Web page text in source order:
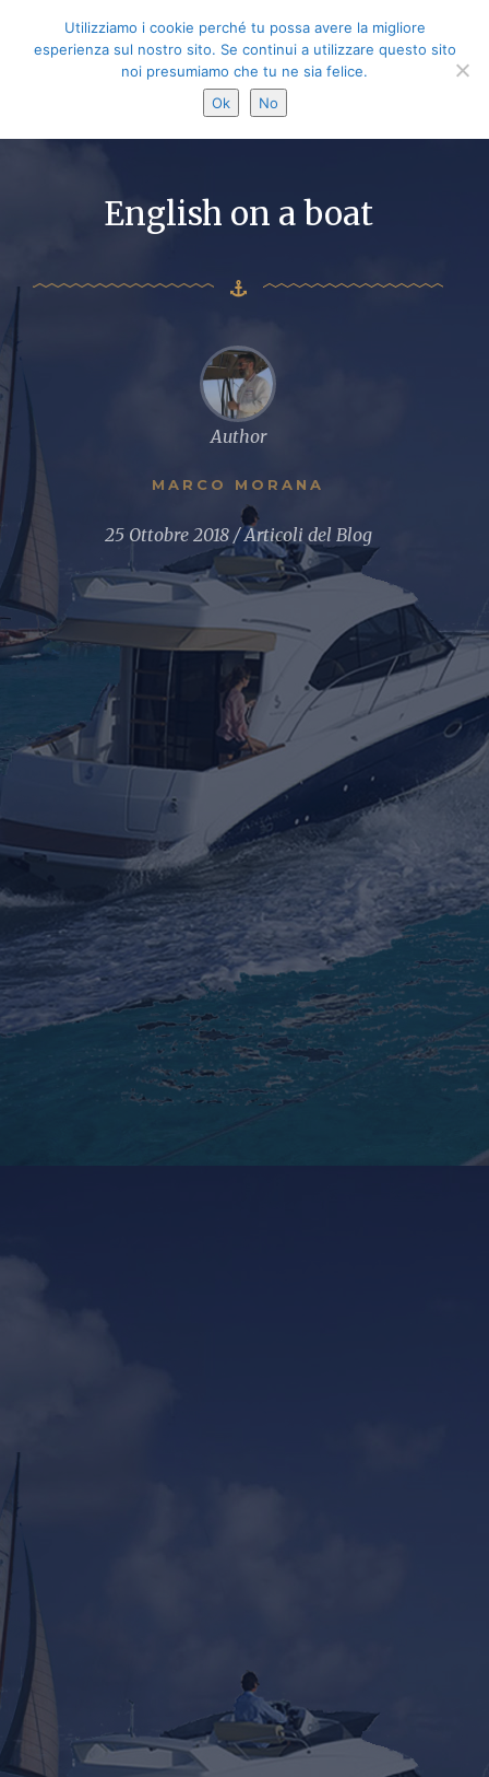
English on a boat
Author
MARCO MORANA
25 Ottobre 2018 Articoli del Blog
Utilizziamo i cookie perché tu possa avere la migliore
esperienza sul nostro sito. Se continui a utilizzare questo sito
noi presumiamo che tu ne sia felice.
Ok
No